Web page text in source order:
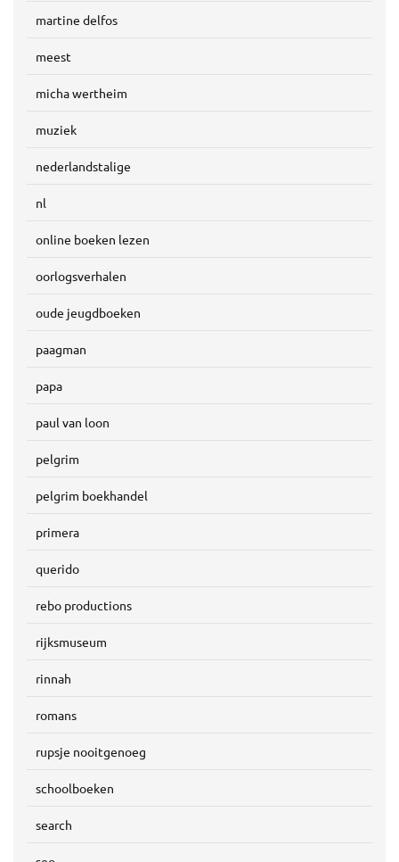
martine delfos
meest
micha wertheim
muziek
nederlandstalige
nl
online boeken lezen
oorlogsverhalen
oude jeugdboeken
paagman
papa
paul van loon
pelgrim
pelgrim boekhandel
primera
querido
rebo productions
rijksmuseum
rinnah
romans
rupsje nooitgenoeg
schoolboeken
search